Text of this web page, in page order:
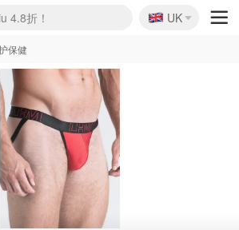
夏促！个位数！
4.8折！
披萨5折！
🇬🇧
UK
保健